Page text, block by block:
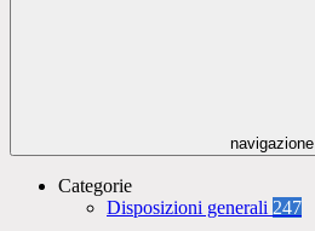
navigazione
Categorie
Disposizioni generali 247